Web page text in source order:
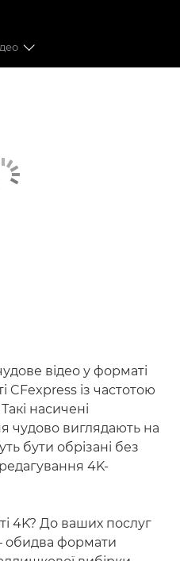
DUAL PIXEL
AF II
відео у форматі
CFexpress із частотою
насичені
чудово виглядають на
бути обрізані без
4K-
4K? До ваших послуг
обидва формати